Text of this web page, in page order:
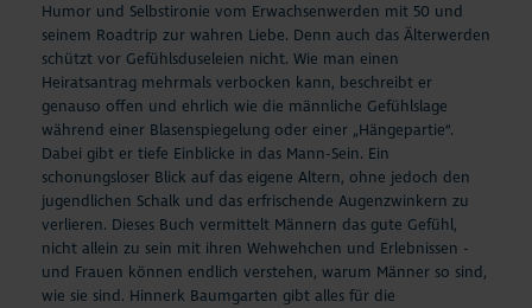
Humor und Selbstironie vom Erwachsenwerden mit 50 und
seinem Roadtrip zur wahren Liebe. Denn auch das Älterwerden
schützt vor Gefühlsduseleien nicht. Wie man einen
Heiratsantrag mehrmals verbocken kann, beschreibt er
genauso offen und ehrlich wie die männliche Gefühlslage
während einer Blasenspiegelung oder einer „Hängepartie“.
Dabei gibt er tiefe Einblicke in das Mann-Sein. Ein
schonungsloser Blick auf das eigene Altern, ohne jedoch den
jugendlichen Schalk und das erfrischende Augenzwinkern zu
verlieren. Dieses Buch vermittelt Männern das gute Gefühl,
nicht allein zu sein mit ihren Wehwehchen und Erlebnissen -
und Frauen können endlich verstehen, warum Männer so sind,
wie sie sind. Hinnerk Baumgarten gibt alles für die